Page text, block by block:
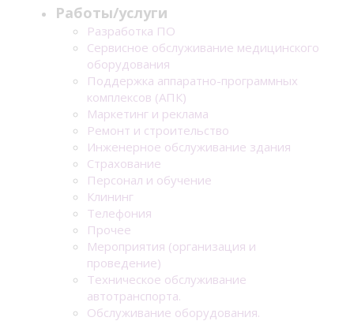
Работы/услуги
Разработка ПО
Сервисное обслуживание медицинского
оборудования
Поддержка аппаратно-программных
комплексов (АПК)
Маркетинг и реклама
Ремонт и строительство
Инженерное обслуживание здания
Страхование
Персонал и обучение
Клининг
Телефония
Прочее
Мероприятия (организация и
проведение)
Техническое обслуживание
автотранспорта.
Обслуживание оборудования.